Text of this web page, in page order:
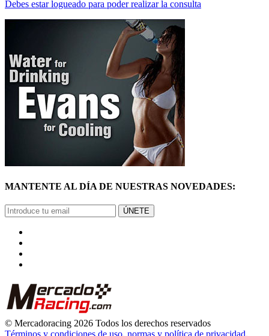
© Mercadoracing 2026 Todos los derechos reservados
Términos y condiciones de uso, normas y política de privacidad.
VOLVER ARRIBA